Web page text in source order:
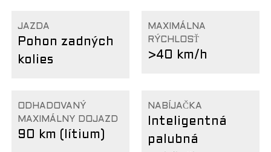
JAZDA
Pohon zadných
kolies
MAXIMÁLNA
RÝCHLOSŤ
>40 km/h
ODHADOVANÝ
MAXIMÁLNY DOJAZD
90 km (lítium)
NABÍJAČKA
Inteligentná
palubná